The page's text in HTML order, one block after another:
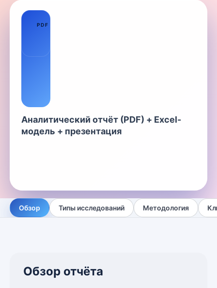
PDF
Аналитический отчёт (PDF) + Excel-
модель + презентация
Обзор Типы исследований Методология
Обзор отчёта